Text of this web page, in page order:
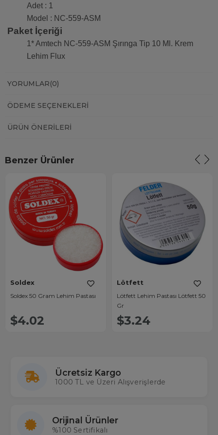
Adet : 1
Model : NC-559-ASM
Paket İçeriği
1* Amtech NC-559-ASM Şırınga Tip 10 Ml. Krem
Lehim Flux
YORUMLAR(0)
ÖDEME SEÇENEKLERI
ÜRÜN ÖNERILERI
Benzer Ürünler
Soldex
Soldex 50 Gram Lehim Pastası
$4.02
Lötfett
Lötfett Lehim Pastası Lötfett 50
Gr
$3.24
Ücretsiz Kargo
1000 TL ve Üzeri Alışverişlerde
Orijinal Ürünler
%100 Sertifikalı